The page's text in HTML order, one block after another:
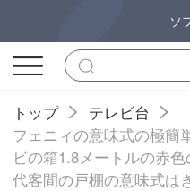
ソ
トップ
テレビ台
フェニィの意味式の極簡
ビの箱1.8メートルの赤
代客間の戸棚の意味式は